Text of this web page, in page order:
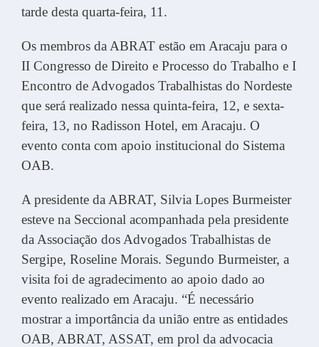
tarde desta quarta-feira, 11.
Os membros da ABRAT estão em Aracaju para o
II Congresso de Direito e Processo do Trabalho e I
Encontro de Advogados Trabalhistas do Nordeste
que será realizado nessa quinta-feira, 12, e sexta-
feira, 13, no Radisson Hotel, em Aracaju. O
evento conta com apoio institucional do Sistema
OAB.
A presidente da ABRAT, Silvia Lopes Burmeister
esteve na Seccional acompanhada pela presidente
da Associação dos Advogados Trabalhistas de
Sergipe, Roseline Morais. Segundo Burmeister, a
visita foi de agradecimento ao apoio dado ao
evento realizado em Aracaju. “É necessário
mostrar a importância da união entre as entidades
OAB, ABRAT, ASSAT, em prol da advocacia